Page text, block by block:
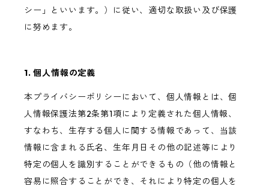
シー」といいます。）に従い、適切な取扱い及び保護
に努めます。
1. 個人情報の定義
本プライバシーポリシーにおいて、個人情報とは、個
人情報保護法第2条第1項により定義された個人情報、
すなわち、生存する個人に関する情報であって、当該
情報に含まれる氏名、生年月日その他の記述等により
特定の個人を識別することができるもの（他の情報と
容易に照合することができ、それにより特定の個人を